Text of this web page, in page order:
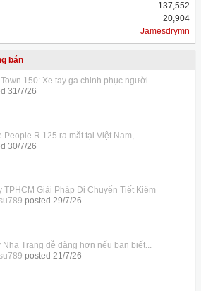
137,552
20,904
Jamesdrymn
bán
Town 150: Xe tay ga chinh phục người...
31/7/26
People R 125 ra mắt tại Việt Nam,...
30/7/26
TPHCM Giải Pháp Di Chuyển Tiết Kiệm
posted 29/7/26
Nha Trang dễ dàng hơn nếu bạn biết...
posted 21/7/26